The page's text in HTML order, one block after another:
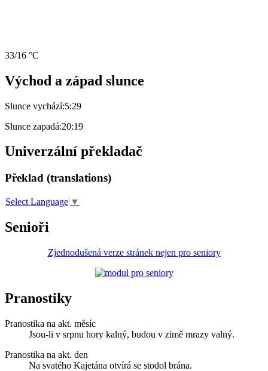
33/16 °C
Východ a západ slunce
Slunce vychází:5:29
Slunce zapadá:20:19
Univerzální překladač
Překlad (translations)
Select Language ▼
Senioři
Zjednodušená verze stránek nejen pro seniory
Pranostiky
Pranostika na akt. měsíc
Jsou-li v srpnu hory kalný, budou v zimě mrazy valný.
Pranostika na akt. den
Na svatého Kajetána otvírá se stodol brána.